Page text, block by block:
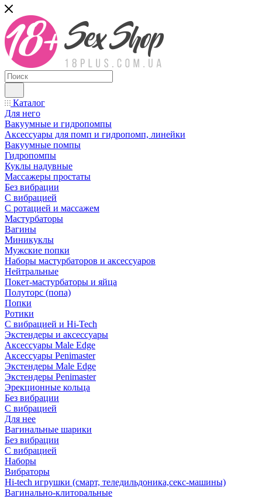
Каталог
Для него
Вакуумные и гидропомпы
Аксессуары для помп и гидропомп, линейки
Вакуумные помпы
Гидропомпы
Куклы надувные
Массажеры простаты
Без вибрации
С вибрацией
С ротацией и массажем
Мастурбаторы
Вагины
Миникуклы
Мужские попки
Наборы мастурбаторов и аксессуаров
Нейтральные
Покет-мастурбаторы и яйца
Полуторс (попа)
Попки
Ротики
С вибрацией и Hi-Tech
Экстендеры и аксессуары
Аксессуары Male Edge
Аксессуары Penimaster
Экстендеры Male Edge
Экстендеры Penimaster
Эрекционные кольца
Без вибрации
С вибрацией
Для нее
Вагинальные шарики
Без вибрации
С вибрацией
Наборы
Вибраторы
Hi-tech игрушки (смарт, теледильдоника,секс-машины)
Вагинально-клиторальные